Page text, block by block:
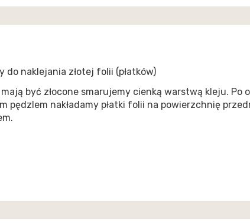
do naklejania złotej folii (płatków)
być złocone smarujemy cienką warstwą kleju. Po
pędzlem nakładamy płatki folii na powierzchnię